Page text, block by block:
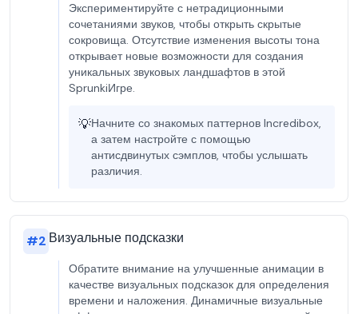
Экспериментируйте с нетрадиционными
сочетаниями звуков, чтобы открыть скрытые
сокровища. Отсутствие изменения высоты тона
открывает новые возможности для создания
уникальных звуковых ландшафтов в этой
SprunkiИгре.
💡Начните со знакомых паттернов Incredibox,
а затем настройте с помощью
антисдвинутых сэмплов, чтобы услышать
различия.
#2 Визуальные подсказки
Обратите внимание на улучшенные анимации в
качестве визуальных подсказок для определения
времени и наложения. Динамичные визуальные